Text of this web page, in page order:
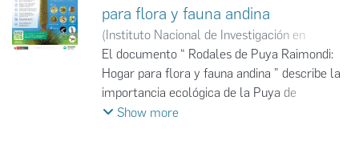
para flora y fauna andina
(Instituto Nacional de Investigación en
Glaciares y Ecosistemas de Montaña,2025-
10)Instituto Nacional de Investigación en
Glaciares y Ecosistemas de Montaña
INAIGEM
El documento “ Rodales de Puya Raimondi:
Hogar para flora y fauna andina ” describe la
importancia ecológica de la Puya de
Raimondi (Puya raimondii Harms), la
Show more